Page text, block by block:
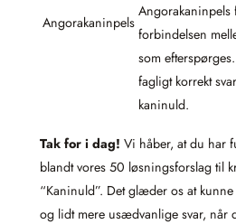
Angorakaninpels
forbindelsen
som
fagligt korrekt
kaninuld.
Tak for i dag! Vi håber, at du har
blandt vores 50 løsningsforslag til
“Kaninuld”. Det glæder os at
og lidt mere usædvanlige svar, når